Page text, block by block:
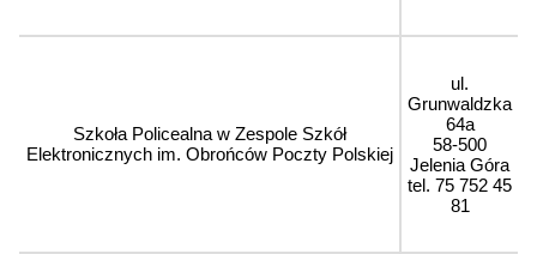
Szkoła Policealna w Zespole Szkół
Elektronicznych im. Obrońców Poczty Polskiej
ul.
Grunwaldzka
64a
58-500
Jelenia Góra
tel. 75 752 45
81